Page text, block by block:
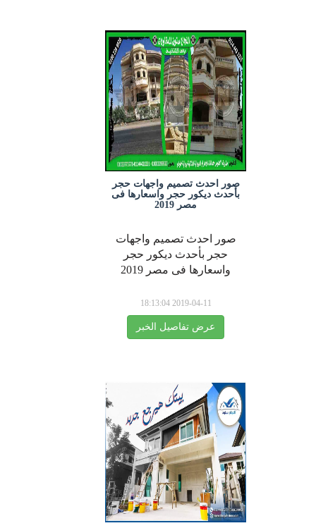
صور احدث تصميم واجهات حجر
بأحدث ديكور حجر واسعارها فى
مصر 2019
صور احدث تصميم واجهات
حجر بأحدث ديكور حجر
واسعارها فى مصر 2019
2019-04-11 18:13:04
عرض تفاصيل الخبر